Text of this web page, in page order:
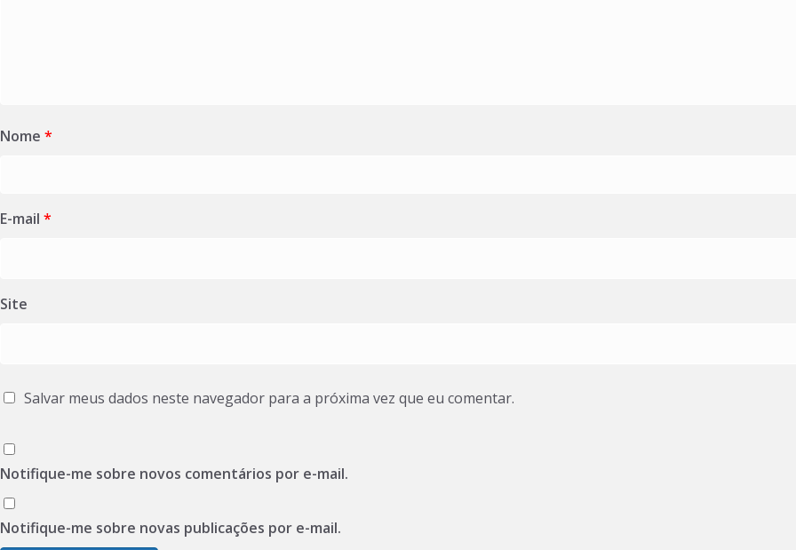
Nome *
E-mail *
Site
Salvar meus dados neste navegador para a próxima vez que eu comentar.
Notifique-me sobre novos comentários por e-mail.
Notifique-me sobre novas publicações por e-mail.